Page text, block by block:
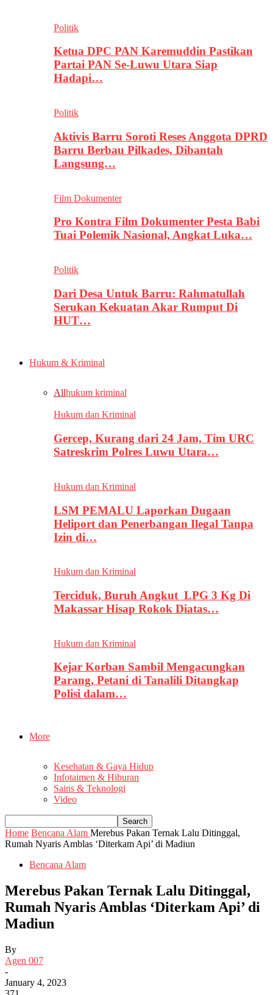
Politik
Ketua DPC PAN Karemuddin Pastikan
Partai PAN Se-Luwu Utara Siap
Hadapi…
Politik
Aktivis Barru Soroti Reses Anggota DPRD
Barru Berbau Pilkades, Dibantah
Langsung…
Film Dokumenter
Pro Kontra Film Dokumenter Pesta Babi
Tuai Polemik Nasional, Angkat Luka…
Politik
Dari Desa Untuk Barru: Rahmatullah
Serukan Kekuatan Akar Rumput Di
HUT…
Hukum & Kriminal
Allhukum kriminal
Hukum dan Kriminal
Gercep, Kurang dari 24 Jam, Tim URC
Satreskrim Polres Luwu Utara…
Hukum dan Kriminal
LSM PEMALU Laporkan Dugaan
Heliport dan Penerbangan Ilegal Tanpa
Izin di…
Hukum dan Kriminal
Terciduk, Buruh Angkut LPG 3 Kg Di
Makassar Hisap Rokok Diatas…
Hukum dan Kriminal
Kejar Korban Sambil Mengacungkan
Parang, Petani di Tanalili Ditangkap
Polisi dalam…
More
Kesehatan & Gaya Hidup
Infotaimen & Hiburan
Sains & Teknologi
Video
Home Bencana Alam Merebus Pakan Ternak Lalu Ditinggal,
Rumah Nyaris Amblas ‘Diterkam Api’ di Madiun
Bencana Alam
Merebus Pakan Ternak Lalu Ditinggal,
Rumah Nyaris Amblas ‘Diterkam Api’ di
Madiun
By
Agen 007
-
January 4, 2023